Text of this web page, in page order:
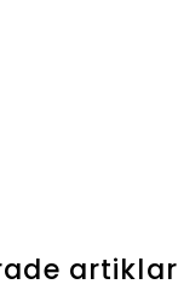
artiklar